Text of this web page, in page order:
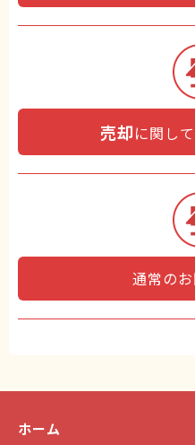
売却に関し
通常の
ホーム